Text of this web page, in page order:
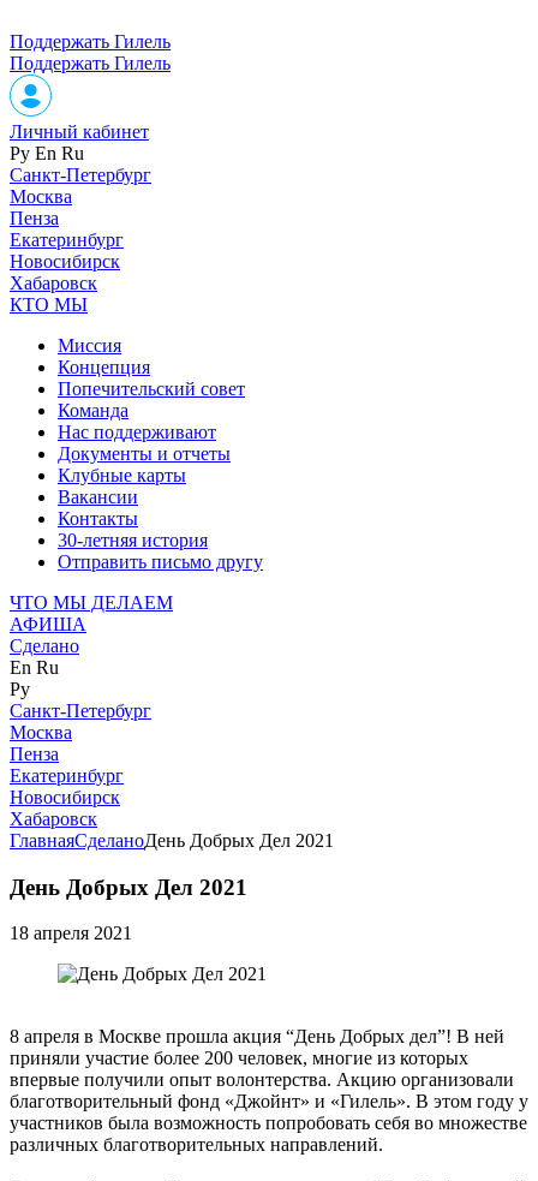
Поддержать Гилель
Поддержать Гилель
Личный кабинет
Ру En Ru
Санкт-Петербург
Москва
Пенза
Екатеринбург
Новосибирск
Хабаровск
КТО МЫ
Миссия
Концепция
Попечительский совет
Команда
Нас поддерживают
Документы и отчеты
Клубные карты
Вакансии
Контакты
30-летняя история
Отправить письмо другу
ЧТО МЫ ДЕЛАЕМ
АФИША
Сделано
En Ru
Ру
Санкт-Петербург
Москва
Пенза
Екатеринбург
Новосибирск
Хабаровск
ГлавнаяСделаноДень Добрых Дел 2021
День Добрых Дел 2021
18 апреля 2021
8 апреля в Москве прошла акция “День Добрых дел”! В ней
приняли участие более 200 человек, многие из которых
впервые получили опыт волонтерства. Акцию организовали
благотворительный фонд «Джойнт» и «Гилель». В этом году у
участников была возможность попробовать себя во множестве
различных благотворительных направлений.